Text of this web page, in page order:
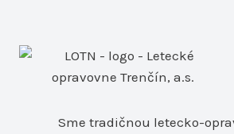
Sme tradičnou letecko-